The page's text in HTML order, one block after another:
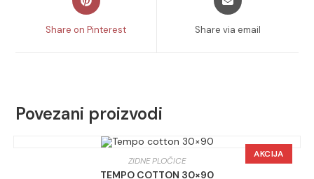
in
new
Share on Pinterest
in
new
Share via email
Povezani proizvodi
AKCIJA
ZIDNE PLOČICE
TEMPO COTTON 30×90